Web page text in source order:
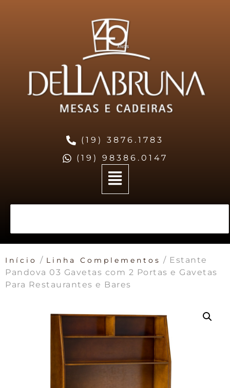
(19) 3876.1783
(19) 98386.0147
Início / Linha Complementos / Estante
Pandova 03 Gavetas com 2 Portas e Gavetas
Para Restaurantes e Bares